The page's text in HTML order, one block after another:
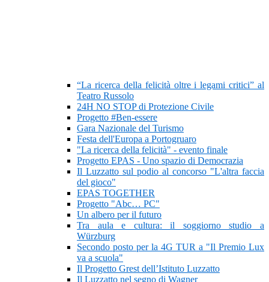
“La ricerca della felicità oltre i legami critici” al
Teatro Russolo
24H NO STOP di Protezione Civile
Progetto #Ben-essere
Gara Nazionale del Turismo
Festa dell'Europa a Portogruaro
"La ricerca della felicità" - evento finale
Progetto EPAS - Uno spazio di Democrazia
Il Luzzatto sul podio al concorso "L'altra faccia
del gioco"
EPAS TOGETHER
Progetto "Abc… PC"
Un albero per il futuro
Tra aula e cultura: il soggiorno studio a
Würzburg
Secondo posto per la 4G TUR a "Il Premio Lux
va a scuola"
Il Progetto Grest dell’Istituto Luzzatto
Il Luzzatto nel segno di Wagner